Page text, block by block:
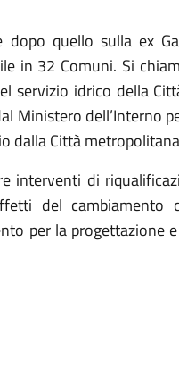
quello sulla ex
in 32 Comuni. Si
servizio idrico della
Ministero dell’Interno
dalla Città
interventi di
del cambiamento
per la progettazione